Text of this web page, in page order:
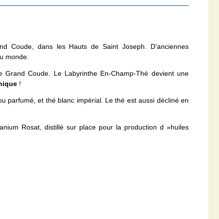
Coude, dans les Hauts de Saint Joseph. D’anciennes
monde.
Coude. Le Labyrinthe En-Champ-Thé devient une
!
parfumé, et thé blanc impérial. Le thé est aussi décliné en
Rosat, distillé sur place pour la production d »huiles